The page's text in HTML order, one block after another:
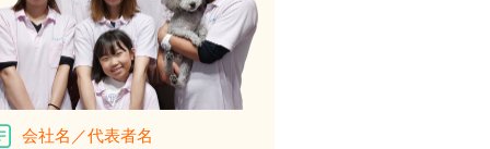
会社名／代表者名